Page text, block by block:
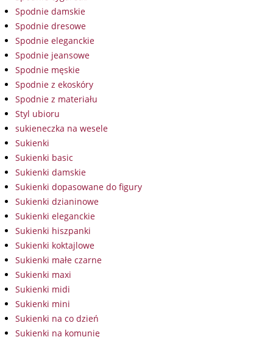
Spodnie damskie
Spodnie dresowe
Spodnie eleganckie
Spodnie jeansowe
Spodnie męskie
Spodnie z ekoskóry
Spodnie z materiału
Styl ubioru
sukieneczka na wesele
Sukienki
Sukienki basic
Sukienki damskie
Sukienki dopasowane do figury
Sukienki dzianinowe
Sukienki eleganckie
Sukienki hiszpanki
Sukienki koktajlowe
Sukienki małe czarne
Sukienki maxi
Sukienki midi
Sukienki mini
Sukienki na co dzień
Sukienki na komunię